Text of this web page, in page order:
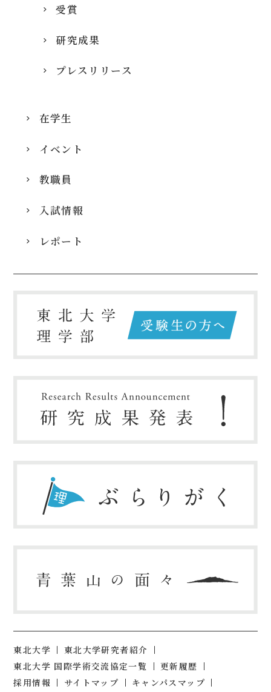
受賞
研究成果
プレスリリース
在学生
イベント
教職員
入試情報
レポート
東北大学
東北大学研究者紹介
東北大学 国際学術交流協定一覧
更新履歴
採用情報
サイトマップ キャンパスマップ